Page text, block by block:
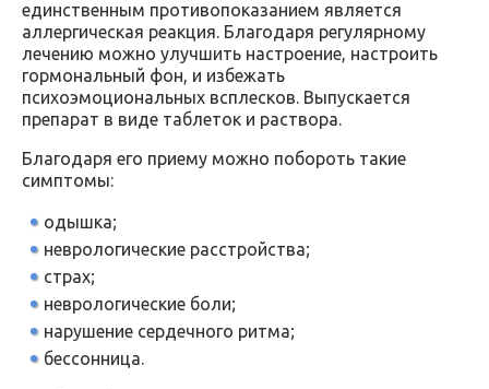
единственным противопоказанием является
аллергическая реакция. Благодаря регулярному
лечению можно улучшить настроение, настроить
гормональный фон, и избежать
психоэмоциональных всплесков. Выпускается
препарат в виде таблеток и раствора.
Благодаря его приему можно побороть такие
симптомы:
одышка;
неврологические расстройства;
страх;
неврологические боли;
нарушение сердечного ритма;
бессонница.